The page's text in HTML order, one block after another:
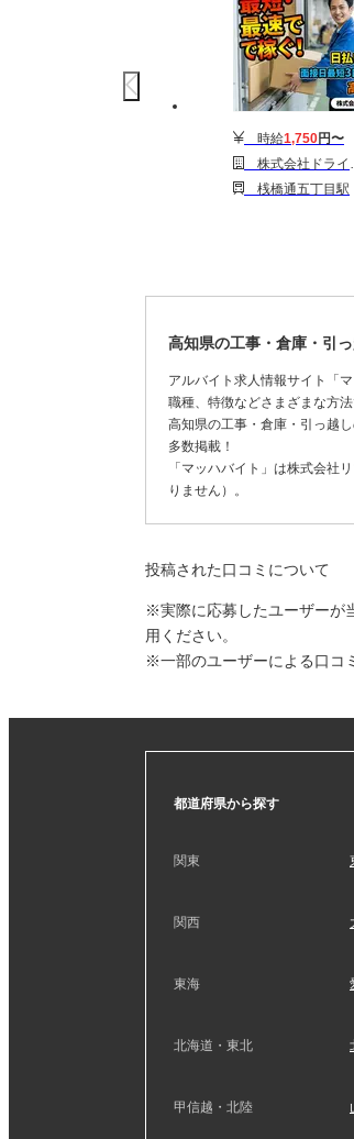
時給1,750円〜
株式会社ドライブトライブ/DR:KW005-02-MH
桟橋通五丁目駅
高知県の工事・倉庫・引
アルバイト求人情報サイト「
職種、特徴などさまざまな方法
高知県の工事・倉庫・引っ越
多数掲載！
「マッハバイト」は株式会社
りません）。
投稿された口コミについて
※実際に応募したユーザーが
用ください。
※一部のユーザーによる口コ
都道府県から探す
関東
関西
東海
北海道・東北
甲信越・北陸